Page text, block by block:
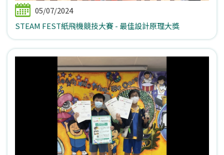
05/07/2024
STEAM FEST紙飛機競技大賽 - 最佳設計原理大獎